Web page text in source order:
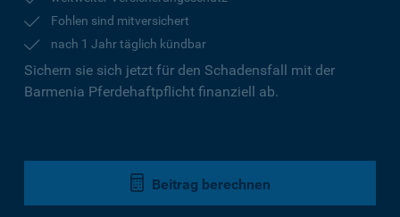
Fohlen sind mitversichert
nach 1 Jahr täglich kündbar
Sichern sie sich jetzt für den Schadensfall mit der
Barmenia Pferdehaftpflicht finanziell ab.
Beitrag berechnen